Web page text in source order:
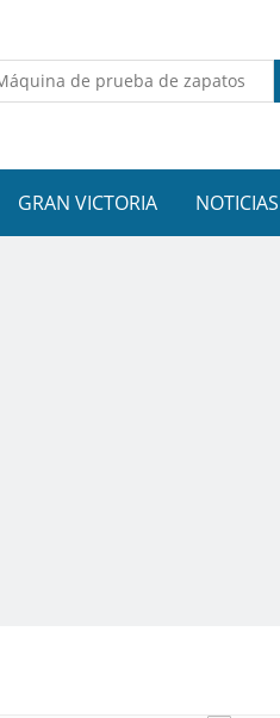
GRAN VICTORIA NOTICIAS